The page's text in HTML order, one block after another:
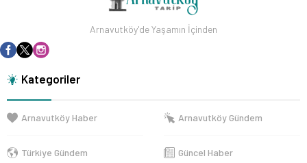
Arnavutköy'de Yaşamın İçinden
Kategoriler
Arnavutköy Haber Arnavutköy Gündem
Türkiye Gündem Güncel Haber